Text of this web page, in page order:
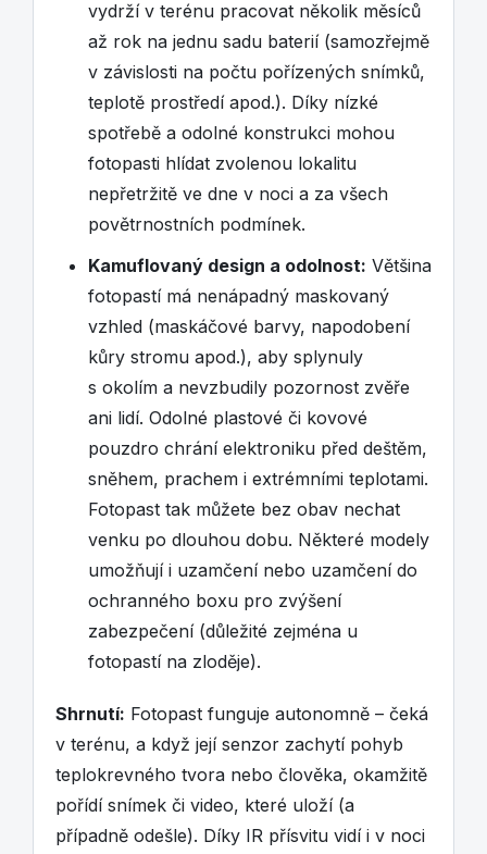
vydrží v terénu pracovat několik měsíců
až rok na jednu sadu baterií (samozřejmě
v závislosti na počtu pořízených snímků,
teplotě prostředí apod.). Díky nízké
spotřebě a odolné konstrukci mohou
fotopasti hlídat zvolenou lokalitu
nepřetržitě ve dne v noci a za všech
povětrnostních podmínek.
Kamuflovaný design a odolnost: Většina
fotopastí má nenápadný maskovaný
vzhled (maskáčové barvy, napodobení
kůry stromu apod.), aby splynuly
s okolím a nevzbudily pozornost zvěře
ani lidí. Odolné plastové či kovové
pouzdro chrání elektroniku před deštěm,
sněhem, prachem i extrémními teplotami.
Fotopast tak můžete bez obav nechat
venku po dlouhou dobu. Některé modely
umožňují i uzamčení nebo uzamčení do
ochranného boxu pro zvýšení
zabezpečení (důležité zejména u
fotopastí na zloděje).
Shrnutí: Fotopast funguje autonomně – čeká
v terénu, a když její senzor zachytí pohyb
teplokrevného tvora nebo člověka, okamžitě
pořídí snímek či video, které uloží (a
případně odešle). Díky IR přísvitu vidí i v noci